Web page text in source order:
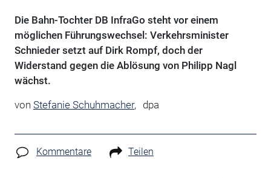
Die Bahn-Tochter DB InfraGo steht vor einem
möglichen Führungswechsel: Verkehrsminister
Schnieder setzt auf Dirk Rompf, doch der
Widerstand gegen die Ablösung von Philipp Nagl
wächst.
von Stefanie Schuhmacher, dpa
Kommentare Teilen